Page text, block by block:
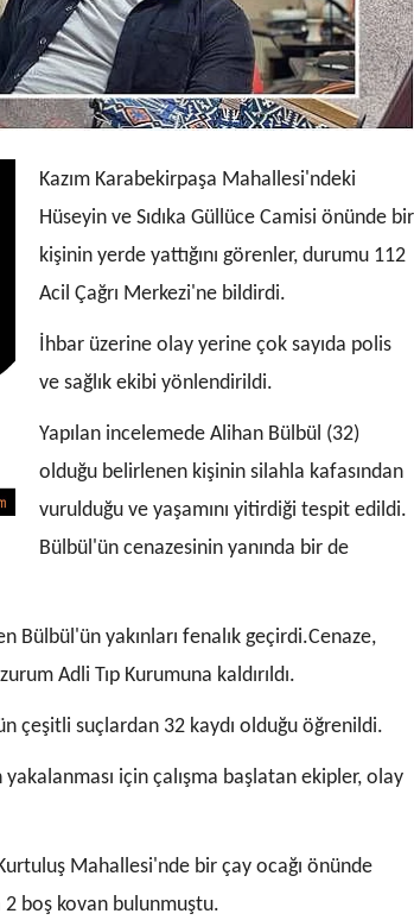
Kazım Karabekirpaşa Mahallesi'ndeki
Hüseyin ve Sıdıka Güllüce Camisi önünde bir
kişinin yerde yattığını görenler, durumu 112
Acil Çağrı Merkezi'ne bildirdi.
İhbar üzerine olay yerine çok sayıda polis
ve sağlık ekibi yönlendirildi.
Yapılan incelemede Alihan Bülbül (32)
olduğu belirlenen kişinin silahla kafasından
vurulduğu ve yaşamını yitirdiği tespit edildi.
Bülbül'ün cenazesinin yanında bir de
Bülbül'ün yakınları fenalık geçirdi.Cenaze,
Adli Tıp Kurumuna kaldırıldı.
çeşitli suçlardan 32 kaydı olduğu öğrenildi.
için çalışma başlatan ekipler, olay
Mahallesi'nde bir çay ocağı önünde
2 boş kovan bulunmuştu.